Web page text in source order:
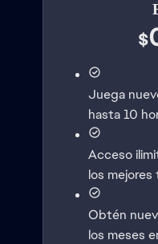
$
Juega
hasta 10
Acceso
los
Obtén
los meses